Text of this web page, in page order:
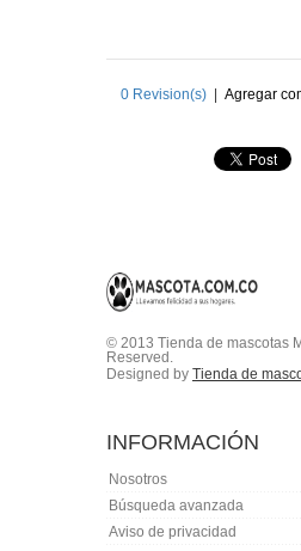
0 Revision(s) | Agregar
© 2013 Tienda de mascotas
Reserved.
Designed by Tienda de
INFORMACIÓN
Nosotros
Búsqueda avanzada
Aviso de privacidad